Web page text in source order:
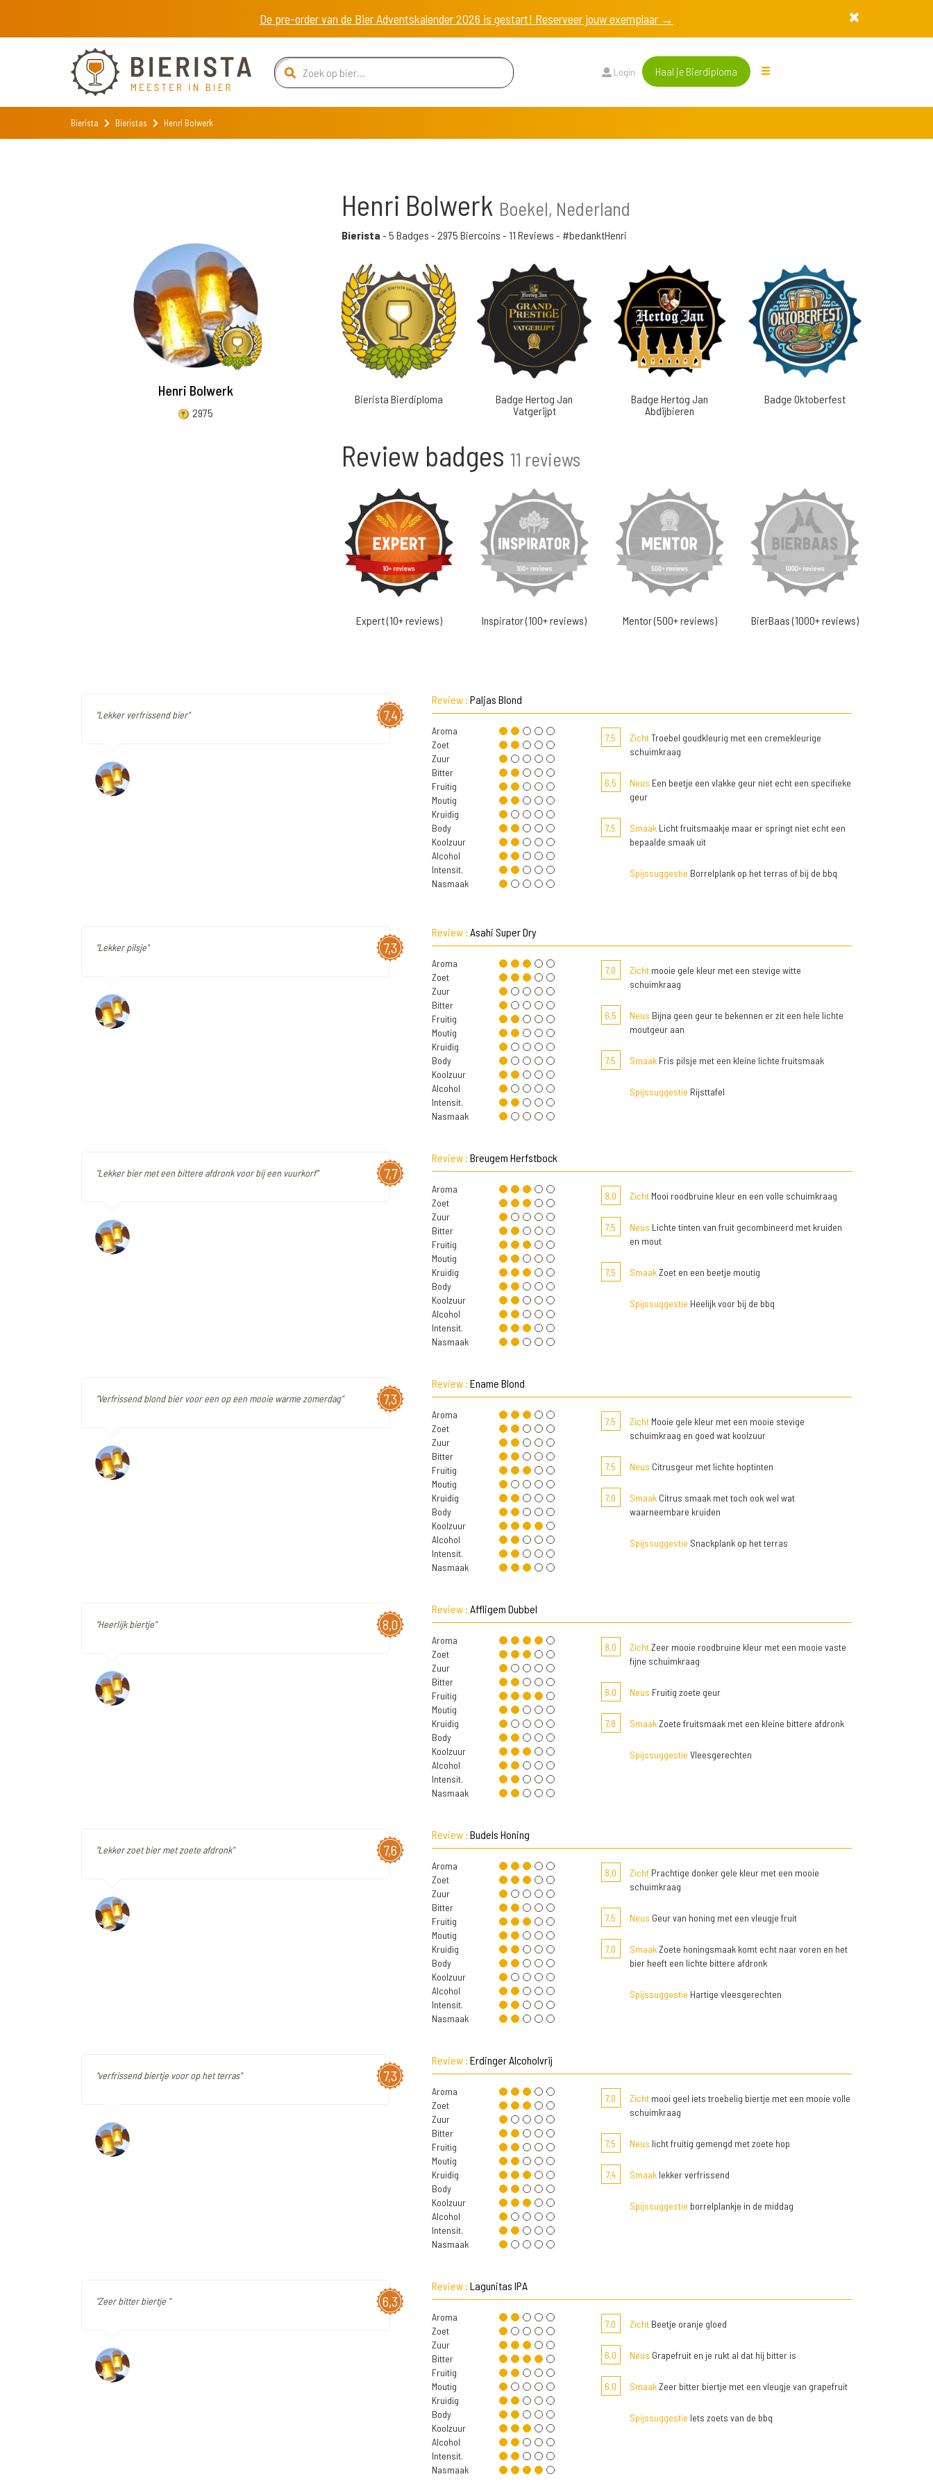
De pre-order van de Bier Adventskalender 2026 is gestart! Reserveer jouw exemplaar →
Login Haal je Bierdiploma
Bierista Bieristas Henri Bolwerk
Henri Bolwerk
2975
Henri Bolwerk Boekel, Nederland
Bierista - 5 Badges - 2975 Biercoins - 11 Reviews - #bedanktHenri
Bierista Bierdiploma
Badge Hertog Jan
Vatgerijpt
Badge Hertog Jan
Abdijbieren
Badge Oktoberfest
Review badges 11 reviews
Expert (10+ reviews) Inspirator (100+ reviews) Mentor (500+ reviews) BierBaas (1000+ reviews)
7,4
"Lekker verfrissend bier"
Review : Paljas Blond
Aroma
Zoet
Zuur
Bitter
Fruitig
Moutig
Kruidig
Body
Koolzuur
Alcohol
Intensit.
Nasmaak
7,5 ZichtTroebel goudkleurig met een cremekleurige
schuimkraag
6,5 Neus Een beetje een vlakke geur niet echt een specifieke
geur
7,5 SmaakLicht fruitsmaakje maar er springt niet echt een
bepaalde smaak uit
Spijssuggestie Borrelplank op het terras of bij de bbq
7,3
"Lekker pilsje"
Review : Asahi Super Dry
Aroma
Zoet
Zuur
Bitter
Fruitig
Moutig
Kruidig
Body
Koolzuur
Alcohol
Intensit.
Nasmaak
7,0 Zichtmooie gele kleur met een stevige witte
schuimkraag
6,5 Neus Bijna geen geur te bekennen er zit een hele lichte
moutgeur aan
7,5 SmaakFris pilsje met een kleine lichte fruitsmaak
Spijssuggestie Rijsttafel
7,7
"Lekker bier met een bittere afdronk voor bij een vuurkorf"
Review : Breugem Herfstbock
Aroma
Zoet
Zuur
Bitter
Fruitig
Moutig
Kruidig
Body
Koolzuur
Alcohol
Intensit.
Nasmaak
8,0 ZichtMooi roodbruine kleur en een volle schuimkraag
7,5 Neus Lichte tinten van fruit gecombineerd met kruiden
en mout
7,5 SmaakZoet en een beetje moutig
Spijssuggestie Heelijk voor bij de bbq
7,3
"Verfrissend blond bier voor een op een mooie warme zomerdag"
Review : Ename Blond
Aroma
Zoet
Zuur
Bitter
Fruitig
Moutig
Kruidig
Body
Koolzuur
Alcohol
Intensit.
Nasmaak
7,5 ZichtMooie gele kleur met een mooie stevige
schuimkraag en goed wat koolzuur
7,5 Neus Citrusgeur met lichte hoptinten
7,0 SmaakCitrus smaak met toch ook wel wat
waarneembare kruiden
Spijssuggestie Snackplank op het terras
8,0
"Heerlijk biertje"
Review : Affligem Dubbel
Aroma
Zoet
Zuur
Bitter
Fruitig
Moutig
Kruidig
Body
Koolzuur
Alcohol
Intensit.
Nasmaak
8,0 ZichtZeer mooie roodbruine kleur met een mooie vaste
fijne schuimkraag
8,0 Neus Fruitig zoete geur
7,8 SmaakZoete fruitsmaak met een kleine bittere afdronk
Spijssuggestie Vleesgerechten
7,6
"Lekker zoet bier met zoete afdronk"
Review : Budels Honing
Aroma
Zoet
Zuur
Bitter
Fruitig
Moutig
Kruidig
Body
Koolzuur
Alcohol
Intensit.
Nasmaak
8,0 ZichtPrachtige donker gele kleur met een mooie
schuimkraag
7,5 Neus Geur van honing met een vleugje fruit
7,0 SmaakZoete honingsmaak komt echt naar voren en het
bier heeft een lichte bittere afdronk
Spijssuggestie Hartige vleesgerechten
7,3
"verfrissend biertje voor op het terras"
Review : Erdinger Alcoholvrij
Aroma
Zoet
Zuur
Bitter
Fruitig
Moutig
Kruidig
Body
Koolzuur
Alcohol
Intensit.
Nasmaak
7,0 Zichtmooi geel iets troebelig biertje met een mooie volle
schuimkraag
7,5 Neus licht fruitig gemengd met zoete hop
7,4 Smaaklekker verfrissend
Spijssuggestie borrelplankje in de middag
6,3
"Zeer bitter biertje "
Review : Lagunitas IPA
Aroma
Zoet
Zuur
Bitter
Fruitig
Moutig
Kruidig
Body
Koolzuur
Alcohol
Intensit.
Nasmaak
7,0 ZichtBeetje oranje gloed
6,0 Neus Grapefruit en je rukt al dat hij bitter is
6,0 SmaakZeer bitter biertje met een vleugje van grapefruit
Spijssuggestie Iets zoets van de bbq